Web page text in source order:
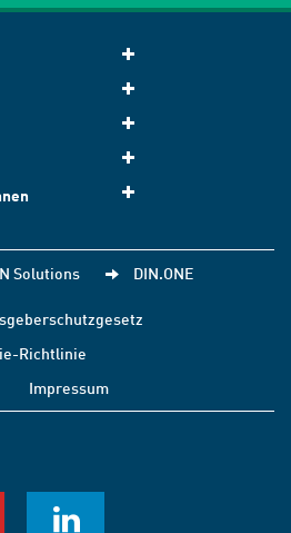
Solutions DIN.ONE
Richtlinie
Impressum